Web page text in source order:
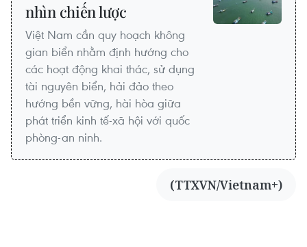
nhìn chiến lược
Việt Nam cần quy hoạch không
gian biển nhằm định hướng cho
các hoạt động khai thác, sử dụng
tài nguyên biển, hải đảo theo
hướng bền vững, hài hòa giữa
phát triển kinh tế-xã hội với quốc
phòng-an ninh.
(TTXVN/Vietnam+)